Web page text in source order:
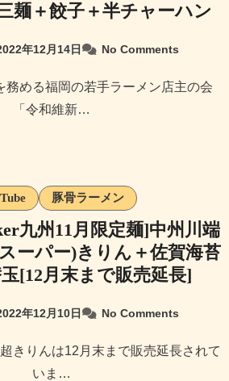
麺＋餃子＋半チャーハン
年12月14日 No Comments
「令和維新…
豚骨ラーメン
九州11月限定麺]中州川端
ーパー)きりん＋佐賀海苔
[12月末まで販売延長]
年12月10日 No Comments
いま…